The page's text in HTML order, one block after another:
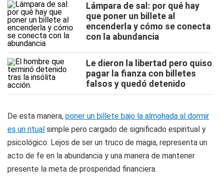
Lámpara de sal: por qué hay
que poner un billete al
encenderla y cómo se conecta
con la abundancia
Le dieron la libertad pero quiso
pagar la fianza con billetes
falsos y quedó detenido
De esta manera, poner un billete bajo la almohada al dormir
es un ritual simple pero cargado de significado espiritual y
psicológico. Lejos de ser un truco de magia, representa un
acto de fe en la abundancia y una manera de mantener
presente la meta de prosperidad financiera.